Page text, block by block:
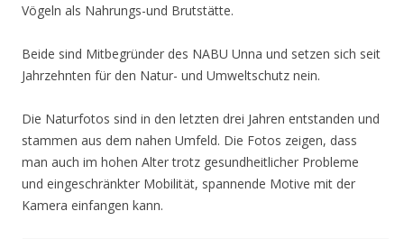
Vögeln als Nahrungs-und Brutstätte.
Beide sind Mitbegründer des NABU Unna und setzen sich seit
Jahrzehnten für den Natur- und Umweltschutz nein.
Die Naturfotos sind in den letzten drei Jahren entstanden und
stammen aus dem nahen Umfeld. Die Fotos zeigen, dass
man auch im hohen Alter trotz gesundheitlicher Probleme
und eingeschränkter Mobilität, spannende Motive mit der
Kamera einfangen kann.